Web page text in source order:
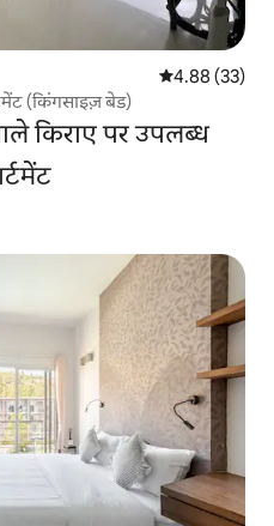
औसत रेटिंग 5 में
4.88 (33)
(किंगसाइज़ बेड)
किराए पर उपलब्ध